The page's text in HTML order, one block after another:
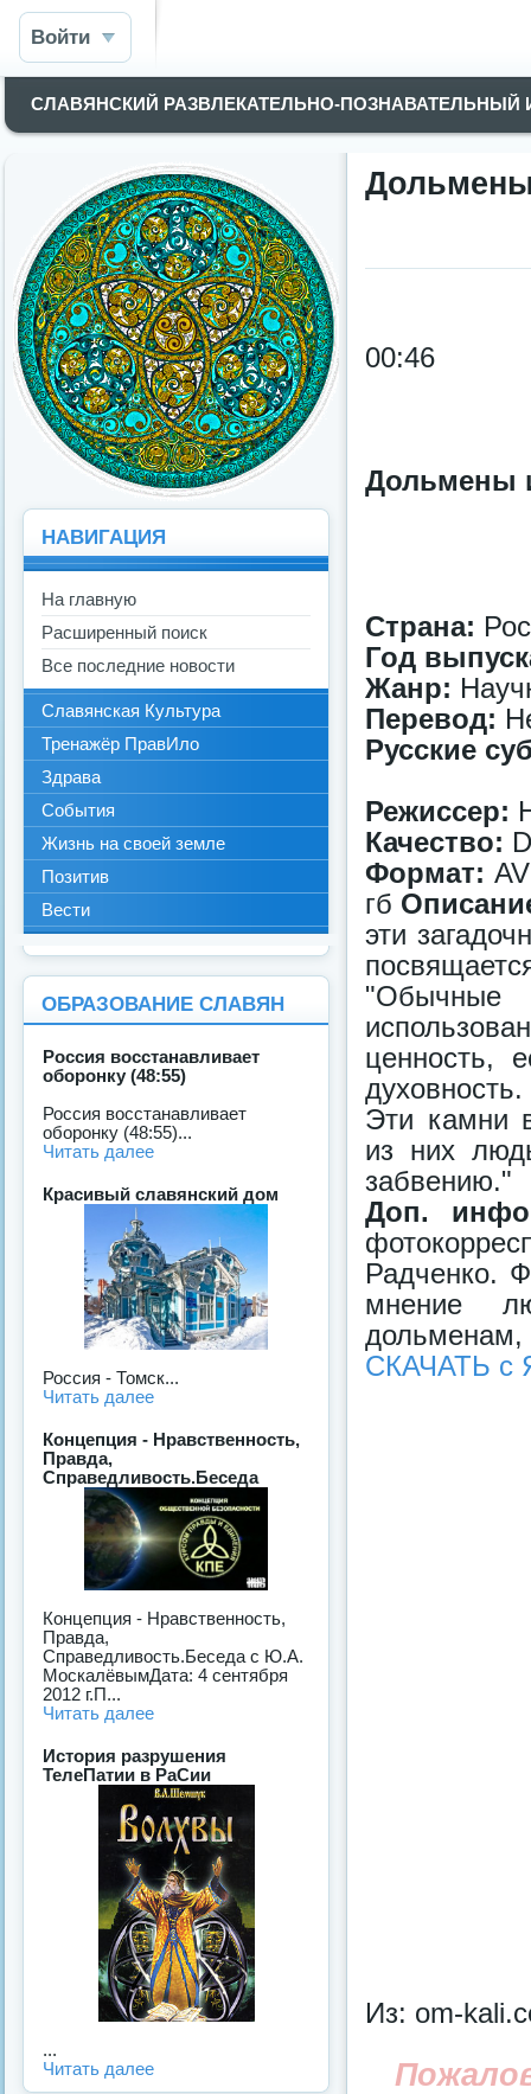
Войти
СЛАВЯНСКИЙ РАЗВЛЕКАТЕЛЬНО-
00:46
Дольмены
Страна:
Год
Жанр:
Перевод:
Русские
Режиссер:
Качество:
Формат:
гб
эти
ценность,
духовность.
Эти камни
из них
забвению."
Доп.
Радченко.
мнение
дольменам,
СКАЧАТЬ с
Из: om-
НАВИГАЦИЯ
На главную
Расширенный поиск
Все последние новости
Славянская Культура
Тренажёр ПравИло
Здрава
События
Жизнь на своей земле
Позитив
Вести
ОБРАЗОВАНИЕ СЛАВЯН
Росcия восстанавливает
оборонку (48:55)
Росcия восстанавливает
оборонку (48:55)...
Читать далее
Красивый славянский дом
Россия - Томск...
Читать далее
Концепция - Нравственность,
Правда,
Справедливость.Беседа
Концепция - Нравственность,
Правда,
Справедливость.Беседа с Ю.А.
МоскалёвымДата: 4 сентября
2012 г.П...
Читать далее
История разрушения
ТелеПатии в РаСии
...
Читать далее